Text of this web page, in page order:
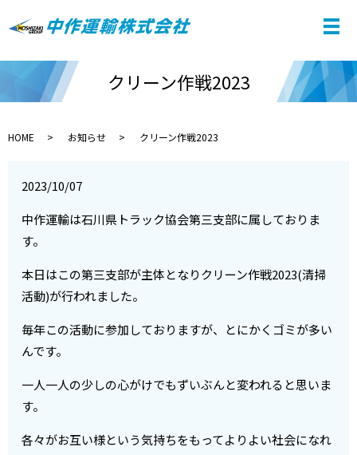
クリーン作戦2023
HOME お知らせ クリーン作戦2023
2023/10/07
中作運輸は石川県トラック協会第三支部に属しておりま
す。
本日はこの第三支部が主体となりクリーン作戦2023(清掃
活動)が行われました。
毎年この活動に参加しておりますが、とにかくゴミが多い
んです。
一人一人の少しの心がけでもずいぶんと変われると思いま
す。
各々がお互い様という気持ちをもってよりよい社会になれ